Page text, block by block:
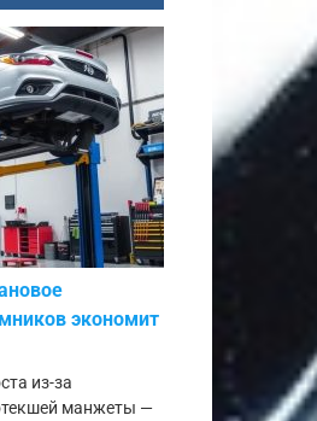
экономит
из-за
манжеты —